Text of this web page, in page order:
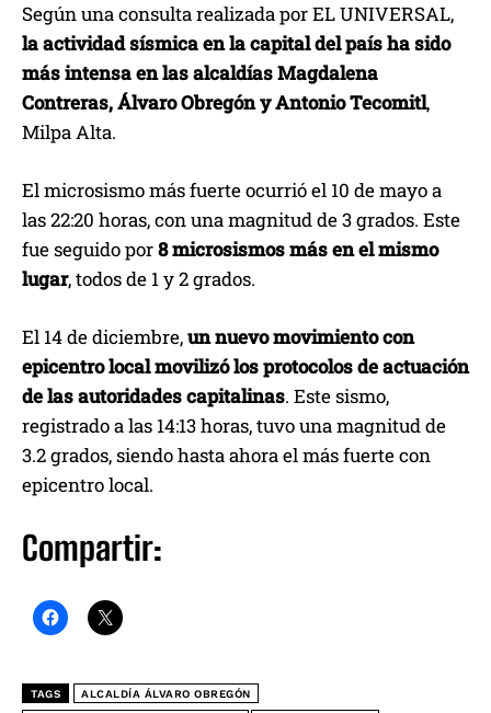
Según una consulta realizada por EL UNIVERSAL,
la actividad sísmica en la capital del país ha sido
más intensa en las alcaldías Magdalena
Contreras, Álvaro Obregón y Antonio Tecomitl,
Milpa Alta.
El microsismo más fuerte ocurrió el 10 de mayo a
las 22:20 horas, con una magnitud de 3 grados. Este
fue seguido por8 microsismos más en el mismo
lugar, todos de 1 y 2 grados.
El 14 de diciembre,un nuevo movimiento con
epicentro local movilizó los protocolos de actuación
de las autoridades capitalinas. Este sismo,
registrado a las 14:13 horas, tuvo una magnitud de
3.2 grados, siendo hasta ahora el más fuerte con
epicentro local.
Compartir:
TAGS ALCALDÍA ÁLVARO OBREGÓN